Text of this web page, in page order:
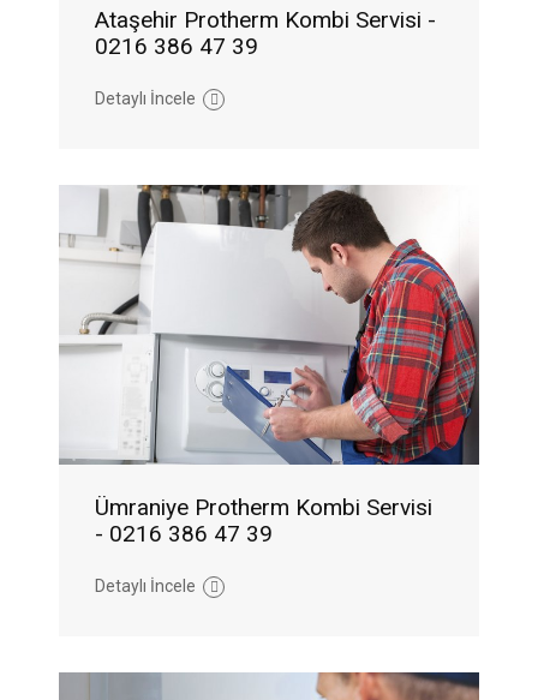
Ataşehir Protherm Kombi Servisi -
0216 386 47 39
Detaylı İncele
Ümraniye Protherm Kombi Servisi
- 0216 386 47 39
Detaylı İncele